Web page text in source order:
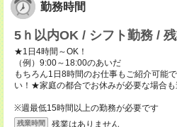
勤務時間
5ｈ以内OK / シフト勤務 /
★1日4時間～OK！
（例）9:00～18:00のあいだ
もちろん1日8時間のお仕事もご紹介可能
い！★家庭の都合でお休みが必要な場合も
※週最低15時間以上の勤務が必要です
残業時間 残業はありません